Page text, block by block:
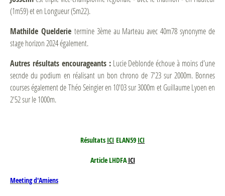
(1m59) et en Longueur (5m22).
Mathilde Quelderie termine 3ème au Marteau avec 40m78 synonyme de
stage horizon 2024 également.
Autres résultats encourageants :Lucie Deblonde échoue à moins d'une
secnde du podium en réalisant un bon chrono de 7'23 sur 2000m. Bonnes
courses également de Théo Seingier en 10'03 sur 3000m et Guillaume Lyoen en
2'52 sur le 1000m.
Résultats ICI ELAN59 ICI
Article LHDFAICI
Meeting d'Amiens